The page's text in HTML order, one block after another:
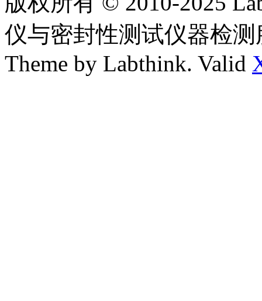
仪与密封性测试仪器检
Theme by Labthink. Valid